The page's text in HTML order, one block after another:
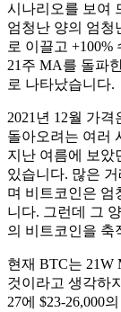
시나리오를 보여
엄청난 양의 엄청
로 이끌고 +100%
21주 MA를 돌파
로 나타났습니다.
2021년 12월 가
돌아오려는 여러
지난 여름에 보았
있습니다. 많은
며 비트코인은 엄
니다. 그런데 그
의 비트코인을 축
현재 BTC는
것이라고 생각하
27에 $23-26,000